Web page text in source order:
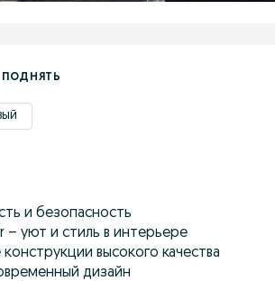
ПОДНЯТЬ
и безопасность
уют и стиль в интерьере
высокого качества
дизайн